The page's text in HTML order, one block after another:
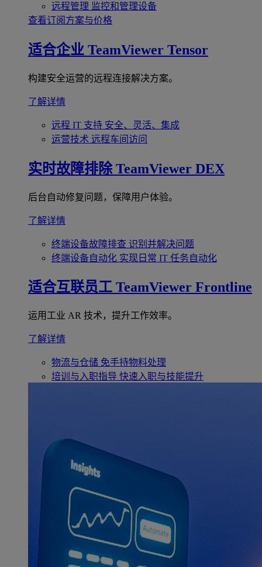
远程管理 监控和管理设备
查看订阅方案与价格
适合企业 TeamViewer Tensor
构建安全运营的远程连接解决方案。
了解详情
远程 IT 支持 安全、灵活、集成
运营技术 远程车间访问
实时故障排除 TeamViewer DEX
后台自动修复问题，保障用户体验。
了解详情
终端设备故障排查 识别并解决问题
终端设备自动化 实现日常 IT 任务自动化
适合互联员工 TeamViewer Frontline
运用工业 AR 技术，提升工作效率。
了解详情
物流与仓储 免手持物料处理
培训与入职指导 快速入职与技能提升